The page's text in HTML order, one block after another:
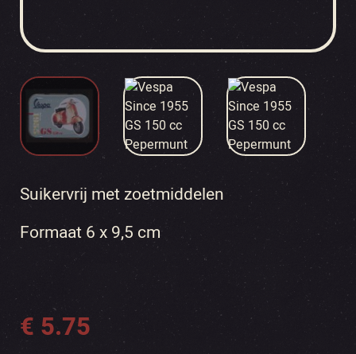
Suikervrij met zoetmiddelen
Formaat 6 x 9,5 cm
€ 5.75